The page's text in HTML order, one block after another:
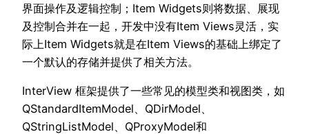
界面操作及逻辑控制；Item Widgets则将数据、展现
及控制合并在一起，开发中没有Item Views灵活，实
际上Item Widgets就是在Item Views的基础上绑定了
一个默认的存储并提供了相关方法。
InterView 框架提供了一些常见的模型类和视图类，如
QStandardItemModel、QDirModel、
QStringListModel、QProxyModel和